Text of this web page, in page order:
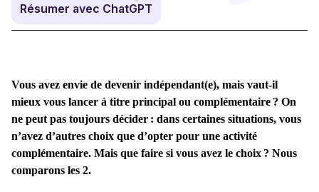
Résumer avec ChatGPT
Vous avez envie de devenir indépendant(e), mais vaut-il
mieux vous lancer à titre principal ou complémentaire ? On
ne peut pas toujours décider : dans certaines situations, vous
n’avez d’autres choix que d’opter pour une activité
complémentaire. Mais que faire si vous avez le choix ? Nous
comparons les 2.